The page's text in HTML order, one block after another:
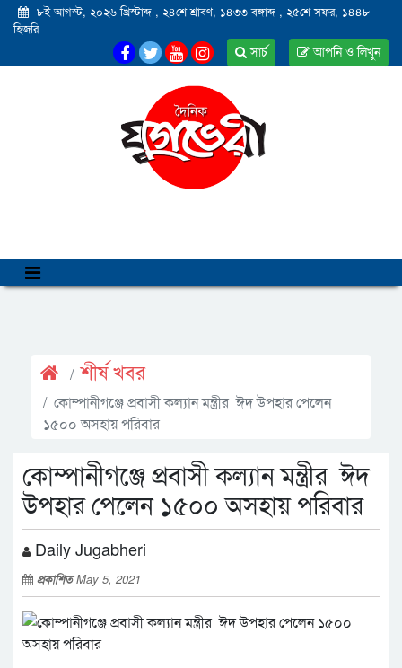
৮ই আগস্ট, ২০২৬ খ্রিস্টাব্দ , ২৪শে শ্রাবণ, ১৪৩৩ বঙ্গাব্দ , ২৫শে সফর, ১৪৪৮
হিজরি
আপনি ও লিখুন
সার্চ
শীর্ষ খবর
কোম্পানীগঞ্জে প্রবাসী কল্যান মন্ত্রীর ঈদ উপহার পেলেন
১৫০০ অসহায় পরিবার
কোম্পানীগঞ্জে প্রবাসী কল্যান মন্ত্রীর ঈদ
উপহার পেলেন ১৫০০ অসহায় পরিবার
Daily Jugabheri
প্রকাশিতMay 5, 2021